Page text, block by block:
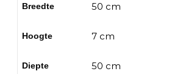
Breedte 50 cm
Hoogte 7 cm
Diepte 50 cm